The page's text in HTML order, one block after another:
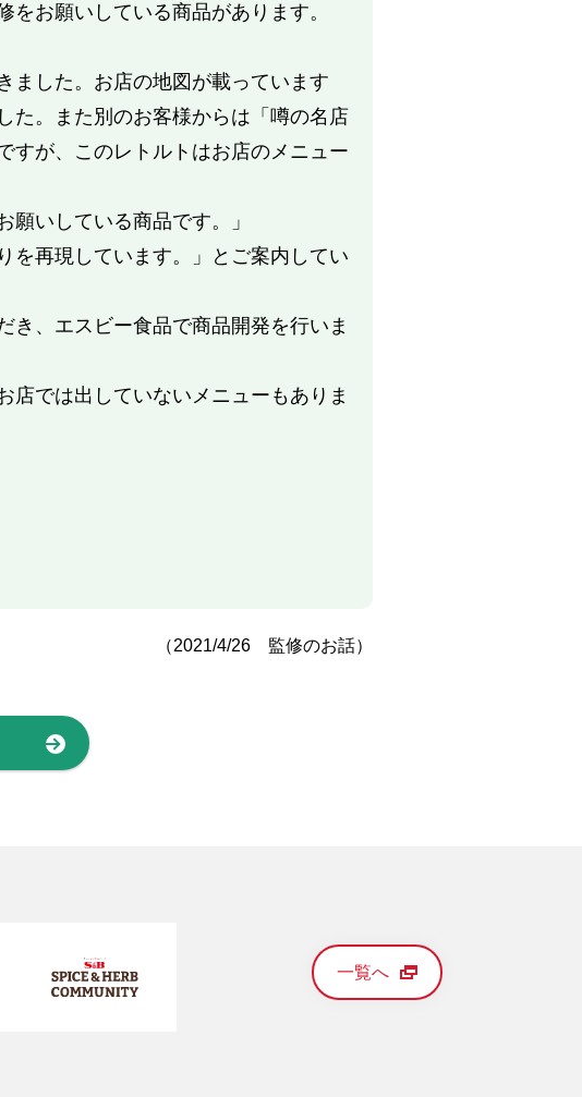
お願いしている商品があります。
ました。お店の地図が載っています
た。また別のお客様からは「噂の名店
すが、このレトルトはお店のメニュー
願いしている商品です。」
を再現しています。」とご案内してい
き、エスビー食品で商品開発を行いま
店では出していないメニューもありま
（2021/4/26 監修のお話）
一覧へ